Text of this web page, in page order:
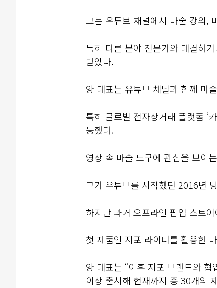
그는 유튜브 채널에서 마술 강의,
특히 다른 분야 전문가와 대결하
받았다.
양 대표는 유튜브 채널과 함께 마
특히 글로벌 전자상거래 플랫폼 ‘
동했다.
영상 속 마술 도구에 관심을 보이
그가 유튜브를 시작했던 2016년
하지만 과거 오프라인 팝업 스토
첫 제품인 지포 라이터를 활용한
양 대표는 “이후 지포 브랜드와
이상 출시해 현재까지 총 30개의